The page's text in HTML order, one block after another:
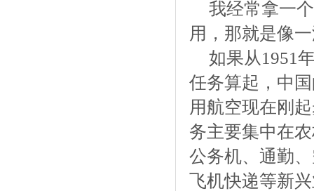
我经常拿一
用，那就是像
如果从1951
任务算起，中
用航空现在刚
务主要集中在
公务机、通勤
飞机快递等新